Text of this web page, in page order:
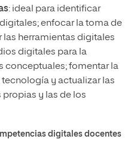
: ideal para identificar
enfocar la toma de
herramientas digitales
digitales para la
conceptuales; fomentar la
y actualizar las
y las de los
digitales docentes